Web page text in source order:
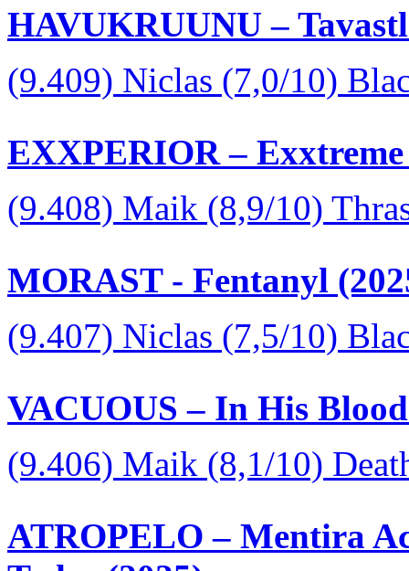
HAVUKRUUNU –
(9.409) Niclas (7,0/10)
EXXPERIOR – Exxtreme
(9.408) Maik (8,9/10)
MORAST - Fentanyl
(9.407) Niclas (7,5/10)
VACUOUS – In His
(9.406) Maik (8,1/10)
ATROPELO – Mentira